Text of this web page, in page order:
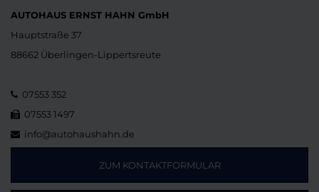
AUTOHAUS ERNST HAHN GmbH
Hauptstraße 37
88662 Überlingen-Lippertsreute
07553 352
07553 1497
info@autohaushahn.de
ZUM KONTAKTFORMULAR